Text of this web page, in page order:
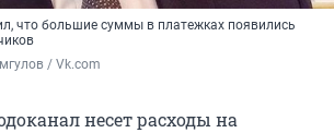
что большие суммы в платежках появились
/ Vk.com
несет расходы на